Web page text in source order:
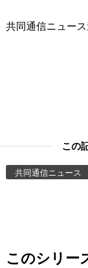
社会
旅と暮らし
東京
暮らし
共同通信ニュー
この
共同通信ニュース
このシリー